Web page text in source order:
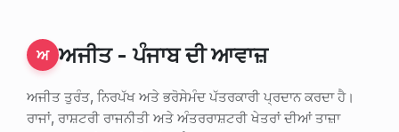
ਅ ਅਜੀਤ - ਪੰਜਾਬ ਦੀ ਆਵਾਜ਼
ਅਜੀਤ ਤੁਰੰਤ, ਨਿਰਪੱਖ ਅਤੇ ਭਰੋਸੇਮੰਦ ਪੱਤਰਕਾਰੀ ਪ੍ਰਦਾਨ ਕਰਦਾ ਹੈ।
ਰਾਜਾਂ, ਰਾਸ਼ਟਰੀ ਰਾਜਨੀਤੀ ਅਤੇ ਅੰਤਰਰਾਸ਼ਟਰੀ ਖੇਤਰਾਂ ਦੀਆਂ ਤਾਜ਼ਾ